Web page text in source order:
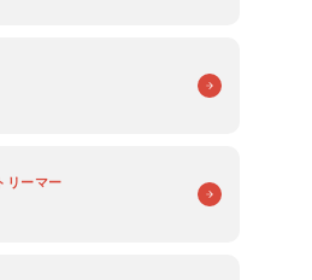
リーマー